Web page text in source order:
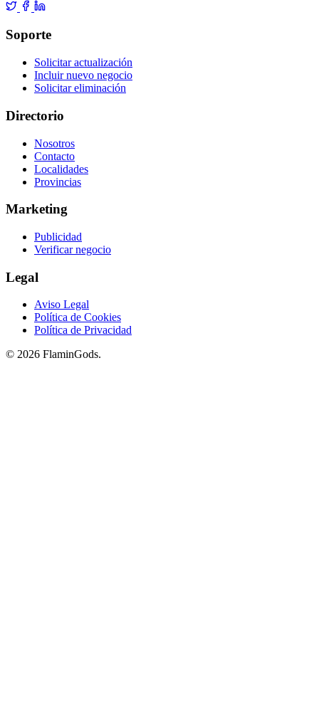
Soporte
Solicitar actualización
Incluir nuevo negocio
Solicitar eliminación
Directorio
Nosotros
Contacto
Localidades
Provincias
Marketing
Publicidad
Verificar negocio
Legal
Aviso Legal
Política de Cookies
Política de Privacidad
© 2026 FlaminGods.